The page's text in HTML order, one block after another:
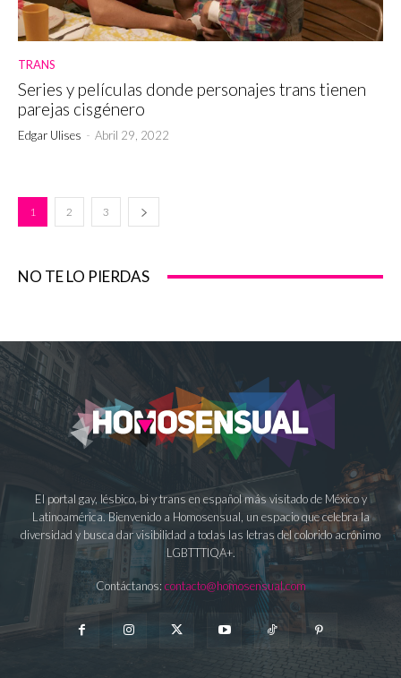
TRANS
Series y películas donde personajes trans tienen
parejas cisgénero
Edgar Ulises - Abril 29, 2022
1 2 3
NO TE LO PIERDAS
El portal gay, lésbico, bi y trans en español más visitado de México y
Latinoamérica. Bienvenido a Homosensual, un espacio que celebra la
diversidad y busca dar visibilidad a todas las letras del colorido acrónimo
LGBTTTIQA+.
Contáctanos: contacto@homosensual.com